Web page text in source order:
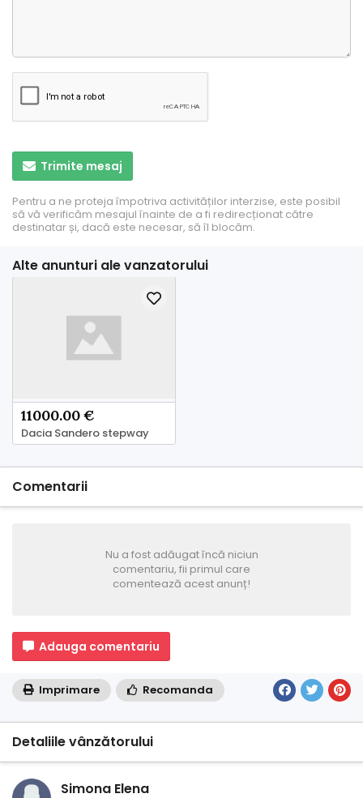
Trimite mesaj
Pentru a ne proteja împotriva activităților interzise, ​​este posibil
să vă verificăm mesajul înainte de a fi redirecționat către
destinatar și, dacă este necesar, să îl blocăm.
Alte anunturi ale vanzatorului
11000.00 €
Dacia Sandero stepway
Comentarii
Nu a fost adăugat încă niciun
comentariu, fii primul care
comentează acest anunț!
Adauga comentariu
Imprimare Recomanda
Detaliile vânzătorului
Simona Elena